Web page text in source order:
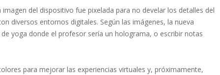
del dispositivo fue pixelada para no develar los detalles del
diversos entornos digitales. Según las imágenes, la nueva
yoga donde el profesor sería un holograma, o escribir notas
para mejorar las experiencias virtuales y, próximamente,